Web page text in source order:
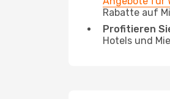
Rabatte auf
Profitieren
Hotels und